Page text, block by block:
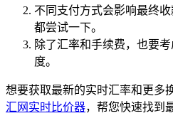
不同支付方式会影响最终
都尝试一下。
除了汇率和手续费，也要
度。
想要获取最新的实时汇率和更多
汇网实时比价器，帮您快速找到